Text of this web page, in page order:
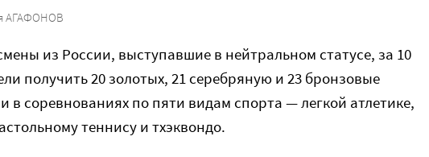
АГАФОНОВ
из России, выступавшие в нейтральном статусе, за 10
получить 20 золотых, 21 серебряную и 23 бронзовые
в соревнованиях по пяти видам спорта — легкой атлетике,
теннису и тхэквондо.